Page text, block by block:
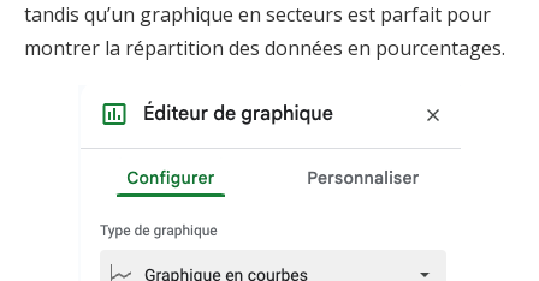
tandis qu’un graphique en secteurs est parfait pour
montrer la répartition des données en pourcentages.